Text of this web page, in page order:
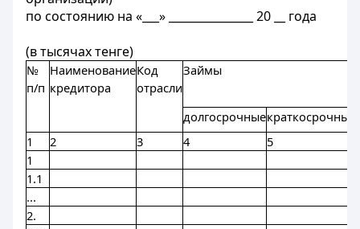
по состоянию на «___» _______________ 20 __ года
(в тысячах тенге)
№
п/п
Наименование
кредитора
Код
отрасли
Займы
долгосрочныекраткосрочные
1
2 3 4 5
1
1.1
...
2.